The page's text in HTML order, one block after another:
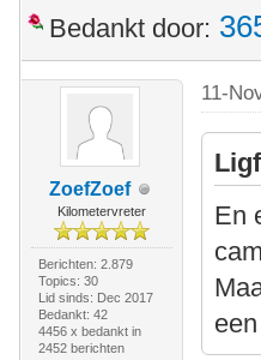
Bedankt door:
ZoefZoef
Kilometervreter
Berichten: 2.879
Topics: 30
Lid sinds: Dec 2017
Bedankt: 42
4456 x bedankt in
2452 berichten
11-
En